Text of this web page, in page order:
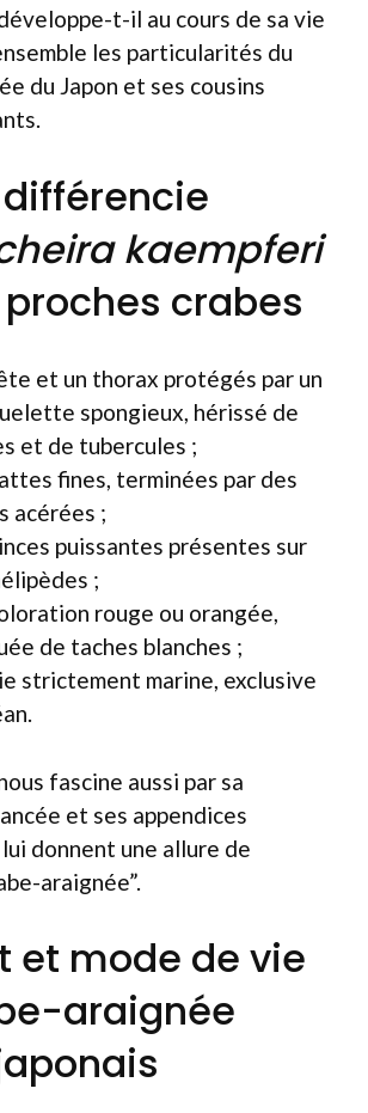
t-il au cours de sa vie
les particularités du
du Japon et ses cousins
kaempferi
crabes
et un thorax protégés par un
spongieux, hérissé de
et de tubercules ;
fines, terminées par des
acérées ;
puissantes présentes sur
;
rouge ou orangée,
de taches blanches ;
strictement marine, exclusive
fascine aussi par sa
et ses appendices
donnent une allure de
araignée”.
et mode de vie
araignée